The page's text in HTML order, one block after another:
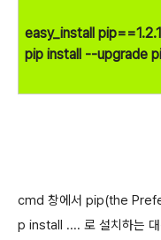
easy_install pip==1.2.1
pip install --upgrade
cmd 창에서 pip(the P
p install .... 로 설치하는